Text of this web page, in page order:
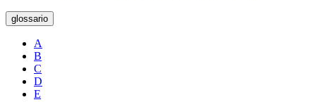
glossario
A
B
C
D
E